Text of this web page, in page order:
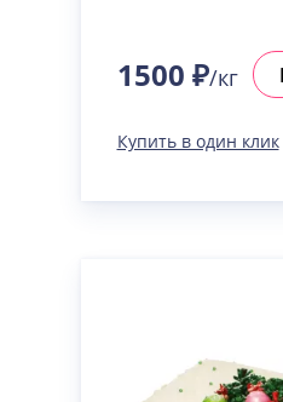
1500 ₽/кг
Купить в один клик